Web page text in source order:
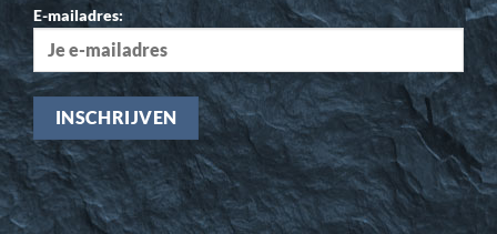
E-mailadres: